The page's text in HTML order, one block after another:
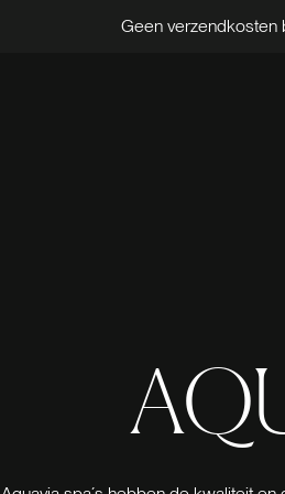
Geen verzendkosten